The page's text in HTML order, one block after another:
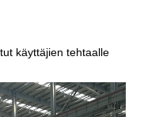
käyttäjien tehtaalle